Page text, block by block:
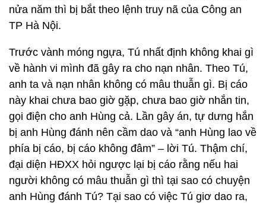
nửa năm thì bị bắt theo lệnh truy nã của Công an
TP Hà Nội.
Trước vành móng ngựa, Tú nhất định không khai gì
về hành vi mình đã gây ra cho nạn nhân. Theo Tú,
anh ta và nạn nhân không có mâu thuẫn gì. Bị cáo
này khai chưa bao giờ gặp, chưa bao giờ nhắn tin,
gọi điện cho anh Hùng cả. Lần gây án, tự dưng hắn
bị anh Hùng đánh nên cầm dao và “anh Hùng lao về
phía bị cáo, bị cáo không đâm” – lời Tú. Thậm chí,
đại diện HĐXX hỏi ngược lại bị cáo rằng nếu hai
người không có mâu thuẫn gì thì tại sao có chuyện
anh Hùng đánh Tú? Tại sao có việc Tú giơ dao ra,